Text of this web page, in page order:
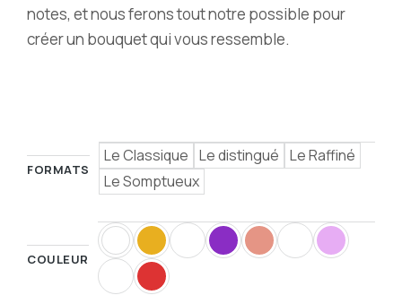
notes, et nous ferons tout notre possible pour
créer un bouquet qui vous ressemble.
FORMATS
Le Classique Le distingué Le Raffiné
Le Somptueux
COULEUR